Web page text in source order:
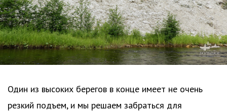
Один из высоких берегов в конце имеет не очень
резкий подъем, и мы решаем забраться для